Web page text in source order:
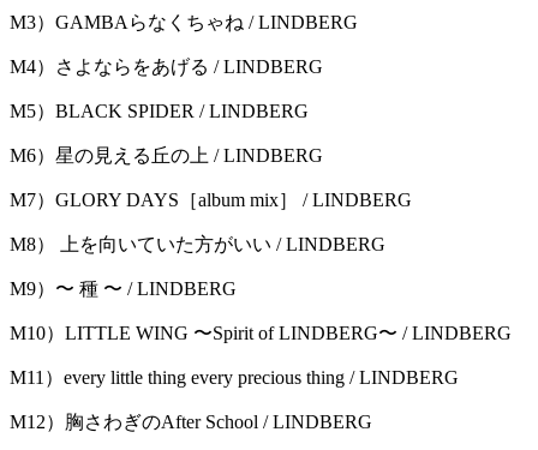
M3）GAMBAらなくちゃね / LINDBERG
M4）さよならをあげる / LINDBERG
M5）BLACK SPIDER / LINDBERG
M6）星の⾒える丘の上 / LINDBERG
M7）GLORY DAYS［album mix］ / LINDBERG
M8） 上を向いていた⽅がいい / LINDBERG
M9）〜 種 〜 / LINDBERG
M10）LITTLE WING 〜Spirit of LINDBERG〜 / LINDBERG
M11）every little thing every precious thing / LINDBERG
M12）胸さわぎのAfter School / LINDBERG